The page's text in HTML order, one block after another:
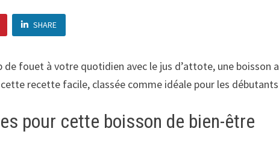
SHARE
de fouet à votre quotidien avec le jus d’attote, une
recette facile, classée comme idéale pour les
pour cette boisson de bien-être